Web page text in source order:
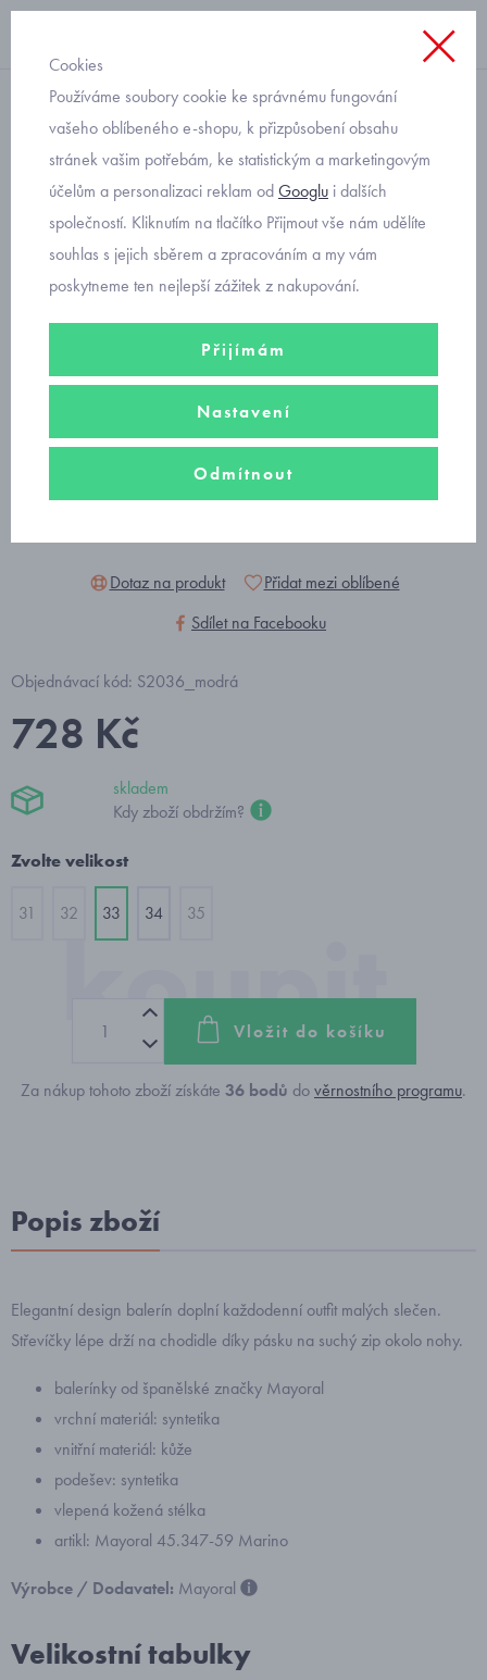
baleríny
Mayoral modré baleríny
45.347-59
Dotaz na produkt
Přidat mezi oblíbené
Sdílet na Facebooku
Objednávací kód: S2036_modrá
728 Kč
skladem
Kdy zboží obdržím?
Zvolte velikost
31 32 33 34 35
Vložit do košíku
Za nákup tohoto zboží získáte 36 bodů dověrnostního programu.
Popis zboží
Elegantní design balerín doplní každodenní outfit malých slečen.
Střevíčky lépe drží na chodidle díky pásku na suchý zip okolo nohy.
balerínky od španělské značky Mayoral
vrchní materiál: syntetika
vnitřní materiál: kůže
podešev: syntetika
vlepená kožená stélka
artikl: Mayoral 45.347-59 Marino
Výrobce / Dodavatel: Mayoral
Velikostní tabulky
Cookies
Používáme soubory cookie ke správnému fungování
vašeho oblíbeného e-shopu, k přizpůsobení obsahu
stránek vašim potřebám, ke statistickým a marketingovým
účelům a personalizaci reklam odGooglu i dalších
společností. Kliknutím na tlačítko Přijmout vše nám udělíte
souhlas s jejich sběrem a zpracováním a my vám
poskytneme ten nejlepší zážitek z nakupování.
Přijímám
Nastavení
Odmítnout